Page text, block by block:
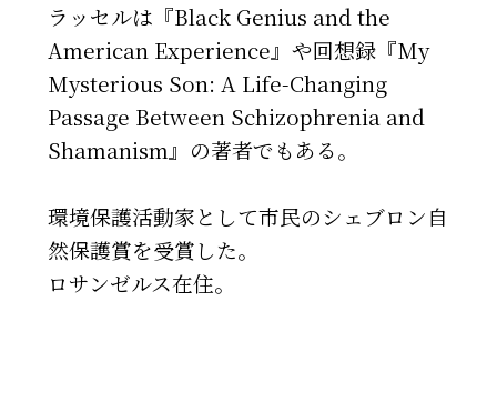
ラッセルは『Black Genius and the
American Experience』や回想録『My
Mysterious Son: A Life-Changing
Passage Between Schizophrenia and
Shamanism』の著者でもある。
環境保護活動家として市民のシェブロン自
然保護賞を受賞した。
ロサンゼルス在住。